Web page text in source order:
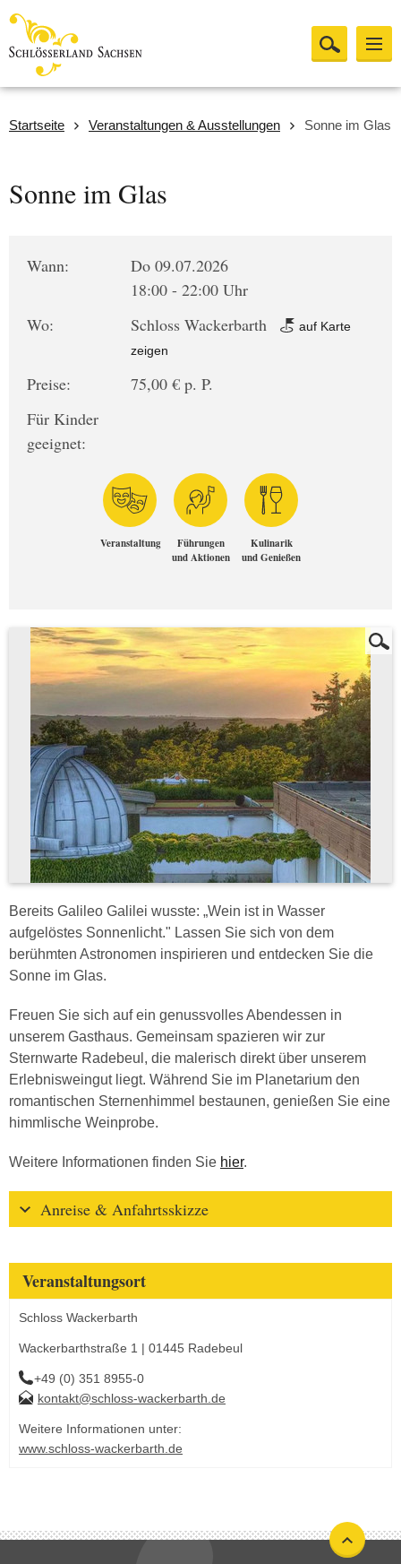
Startseite Veranstaltungen & Ausstellungen Sonne im Glas
Sonne im Glas
Wann:
Do 09.07.2026
18:00 - 22:00 Uhr
Wo:
Schloss Wackerbarth
auf Karte
zeigen
Preise:
75,00 € p. P.
Für Kinder
geeignet:
Veranstaltung
Führungen
und Aktionen
Kulinarik
und Genießen
Bereits Galileo Galilei wusste: „Wein ist in Wasser
aufgelöstes Sonnenlicht." Lassen Sie sich von dem
berühmten Astronomen inspirieren und entdecken Sie die
Sonne im Glas.
Freuen Sie sich auf ein genussvolles Abendessen in
unserem Gasthaus. Gemeinsam spazieren wir zur
Sternwarte Radebeul, die malerisch direkt über unserem
Erlebnisweingut liegt. Während Sie im Planetarium den
romantischen Sternenhimmel bestaunen, genießen Sie eine
himmlische Weinprobe.
Weitere Informationen finden Sie hier.
Anreise & Anfahrtsskizze
Veranstaltungsort
Schloss Wackerbarth
Wackerbarthstraße 1 | 01445 Radebeul
+49 (0) 351 8955-0
kontakt@schloss-wackerbarth.de
Weitere Informationen unter:
www.schloss-wackerbarth.de